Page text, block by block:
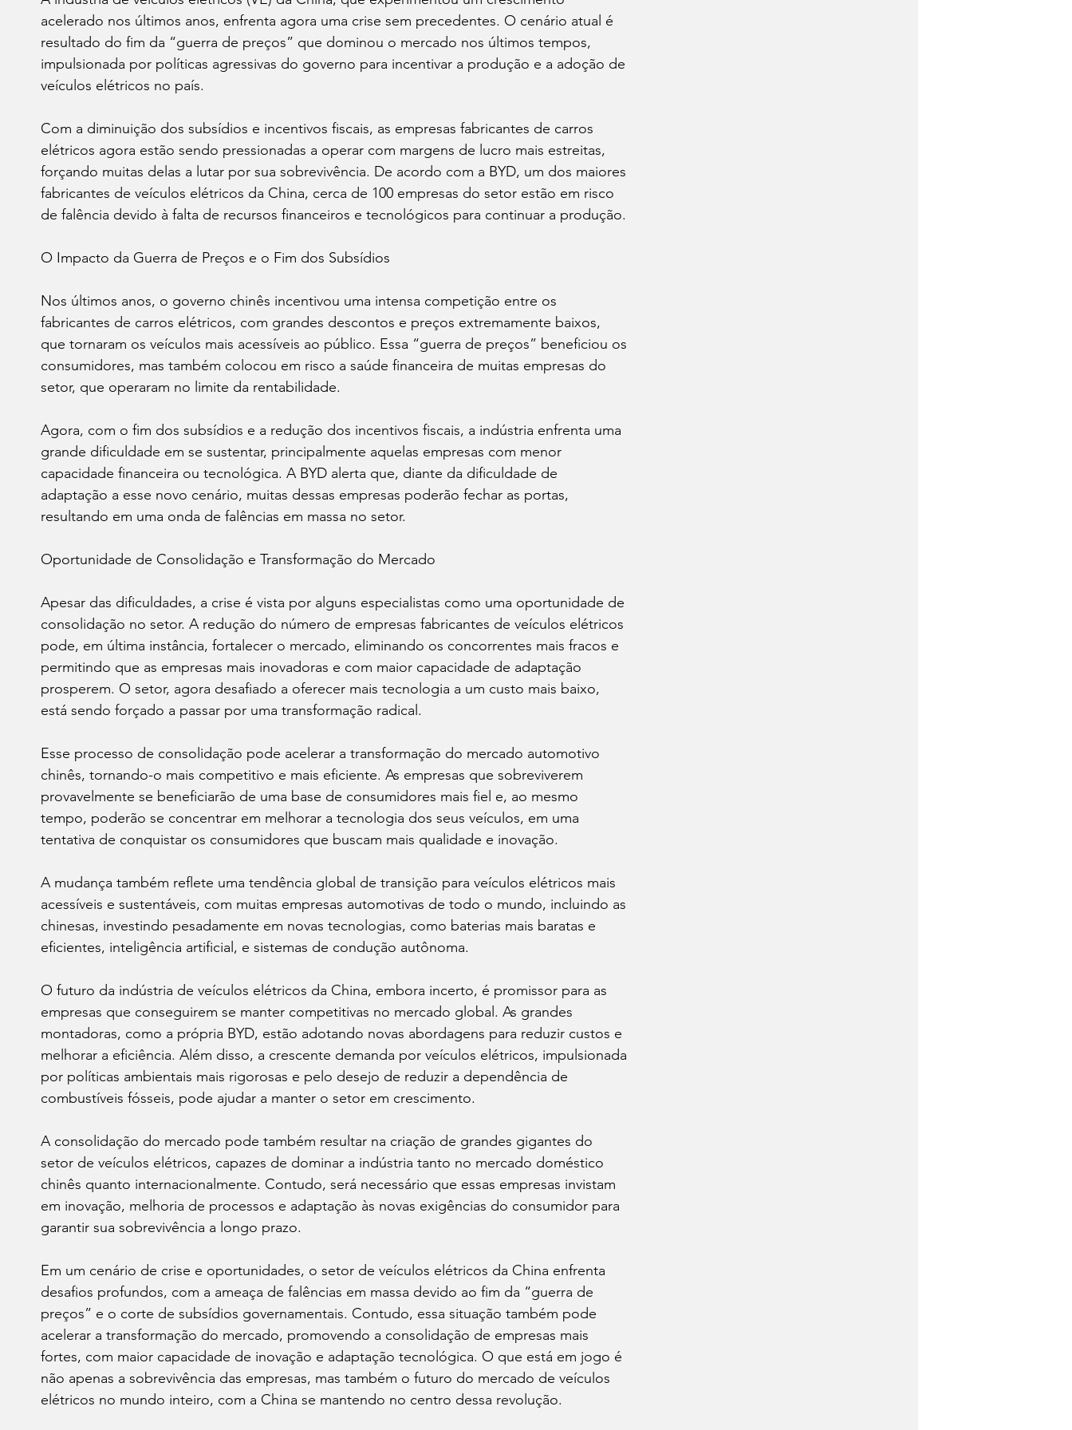
acelerado nos últimos anos, enfrenta agora uma crise sem precedentes. O cenário atual é
resultado do fim da “guerra de preços” que dominou o mercado nos últimos tempos,
impulsionada por políticas agressivas do governo para incentivar a produção e a adoção de
veículos elétricos no país.
Com a diminuição dos subsídios e incentivos fiscais, as empresas fabricantes de carros
elétricos agora estão sendo pressionadas a operar com margens de lucro mais estreitas,
forçando muitas delas a lutar por sua sobrevivência. De acordo com a BYD, um dos maiores
fabricantes de veículos elétricos da China, cerca de 100 empresas do setor estão em risco
de falência devido à falta de recursos financeiros e tecnológicos para continuar a produção.
O Impacto da Guerra de Preços e o Fim dos Subsídios
Nos últimos anos, o governo chinês incentivou uma intensa competição entre os
fabricantes de carros elétricos, com grandes descontos e preços extremamente baixos,
que tornaram os veículos mais acessíveis ao público. Essa “guerra de preços” beneficiou os
consumidores, mas também colocou em risco a saúde financeira de muitas empresas do
setor, que operaram no limite da rentabilidade.
Agora, com o fim dos subsídios e a redução dos incentivos fiscais, a indústria enfrenta uma
grande dificuldade em se sustentar, principalmente aquelas empresas com menor
capacidade financeira ou tecnológica. A BYD alerta que, diante da dificuldade de
adaptação a esse novo cenário, muitas dessas empresas poderão fechar as portas,
resultando em uma onda de falências em massa no setor.
Oportunidade de Consolidação e Transformação do Mercado
Apesar das dificuldades, a crise é vista por alguns especialistas como uma oportunidade de
consolidação no setor. A redução do número de empresas fabricantes de veículos elétricos
pode, em última instância, fortalecer o mercado, eliminando os concorrentes mais fracos e
permitindo que as empresas mais inovadoras e com maior capacidade de adaptação
prosperem. O setor, agora desafiado a oferecer mais tecnologia a um custo mais baixo,
está sendo forçado a passar por uma transformação radical.
Esse processo de consolidação pode acelerar a transformação do mercado automotivo
chinês, tornando-o mais competitivo e mais eficiente. As empresas que sobreviverem
provavelmente se beneficiarão de uma base de consumidores mais fiel e, ao mesmo
tempo, poderão se concentrar em melhorar a tecnologia dos seus veículos, em uma
tentativa de conquistar os consumidores que buscam mais qualidade e inovação.
A mudança também reflete uma tendência global de transição para veículos elétricos mais
acessíveis e sustentáveis, com muitas empresas automotivas de todo o mundo, incluindo as
chinesas, investindo pesadamente em novas tecnologias, como baterias mais baratas e
eficientes, inteligência artificial, e sistemas de condução autônoma.
O futuro da indústria de veículos elétricos da China, embora incerto, é promissor para as
empresas que conseguirem se manter competitivas no mercado global. As grandes
montadoras, como a própria BYD, estão adotando novas abordagens para reduzir custos e
melhorar a eficiência. Além disso, a crescente demanda por veículos elétricos, impulsionada
por políticas ambientais mais rigorosas e pelo desejo de reduzir a dependência de
combustíveis fósseis, pode ajudar a manter o setor em crescimento.
A consolidação do mercado pode também resultar na criação de grandes gigantes do
setor de veículos elétricos, capazes de dominar a indústria tanto no mercado doméstico
chinês quanto internacionalmente. Contudo, será necessário que essas empresas invistam
em inovação, melhoria de processos e adaptação às novas exigências do consumidor para
garantir sua sobrevivência a longo prazo.
Em um cenário de crise e oportunidades, o setor de veículos elétricos da China enfrenta
desafios profundos, com a ameaça de falências em massa devido ao fim da “guerra de
preços” e o corte de subsídios governamentais. Contudo, essa situação também pode
acelerar a transformação do mercado, promovendo a consolidação de empresas mais
fortes, com maior capacidade de inovação e adaptação tecnológica. O que está em jogo é
não apenas a sobrevivência das empresas, mas também o futuro do mercado de veículos
elétricos no mundo inteiro, com a China se mantendo no centro dessa revolução.